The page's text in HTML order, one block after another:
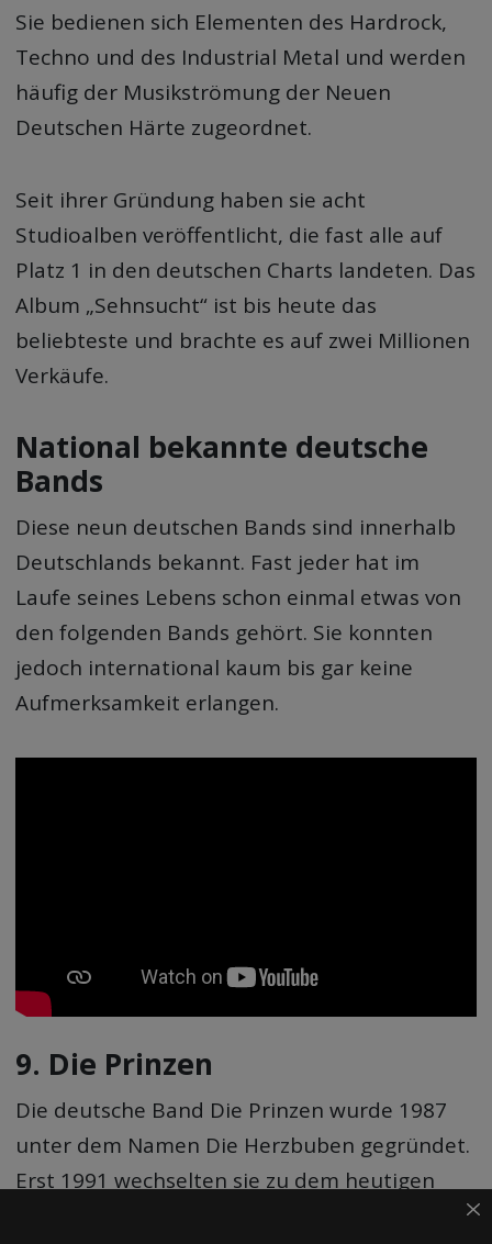
Sie bedienen sich Elementen des Hardrock,
Techno und des Industrial Metal und werden
häufig der Musikströmung der Neuen
Deutschen Härte zugeordnet.
Seit ihrer Gründung haben sie acht
Studioalben veröffentlicht, die fast alle auf
Platz 1 in den deutschen Charts landeten. Das
Album „Sehnsucht“ ist bis heute das
beliebteste und brachte es auf zwei Millionen
Verkäufe.
National bekannte deutsche
Bands
Diese neun deutschen Bands sind innerhalb
Deutschlands bekannt. Fast jeder hat im
Laufe seines Lebens schon einmal etwas von
den folgenden Bands gehört. Sie konnten
jedoch international kaum bis gar keine
Aufmerksamkeit erlangen.
9. Die Prinzen
Die deutsche Band Die Prinzen wurde 1987
unter dem Namen Die Herzbuben gegründet.
Erst 1991 wechselten sie zu dem heutigen